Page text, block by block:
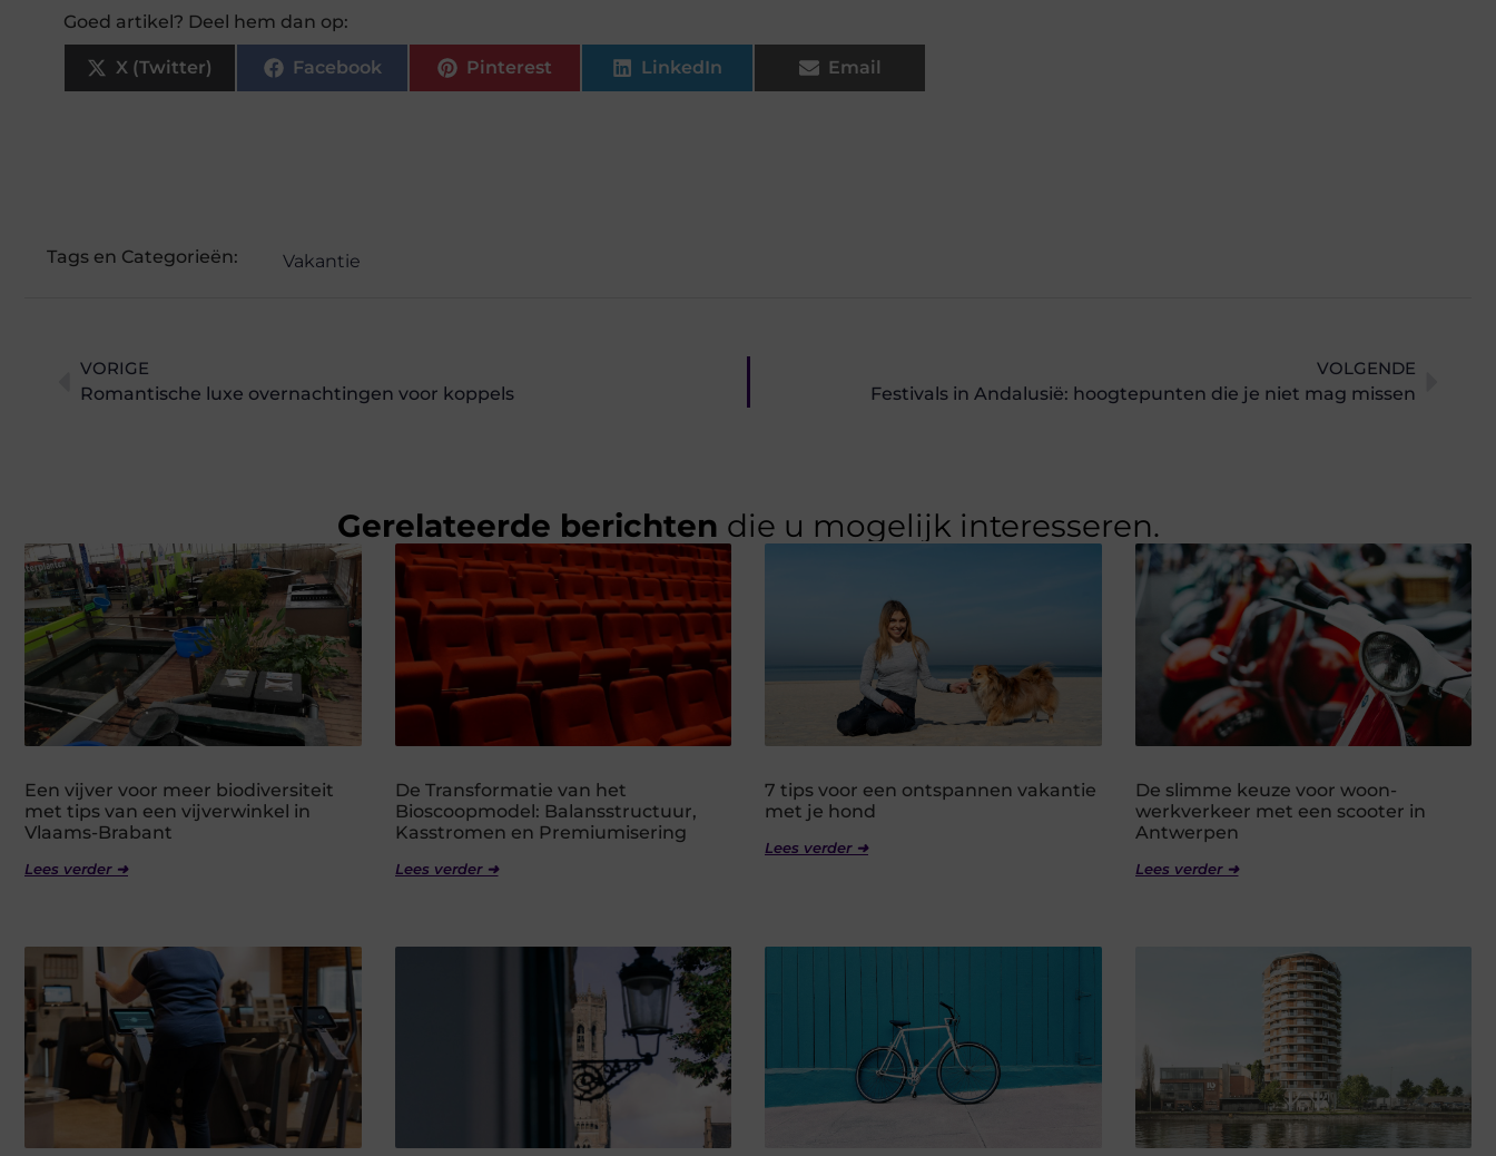
Goed artikel? Deel hem dan op:
X (Twitter) Facebook Pinterest LinkedIn Email
Tags en Categorieën: Vakantie
VORIGE
Romantische luxe overnachtingen voor koppels
VOLGENDE
Festivals in Andalusië: hoogtepunten die je niet mag missen
Gerelateerde berichten die u mogelijk interesseren.
Een vijver voor meer biodiversiteit
met tips van een vijverwinkel in
Vlaams-Brabant
Lees verder ➜
De Transformatie van het
Bioscoopmodel: Balansstructuur,
Kasstromen en Premiumisering
Lees verder ➜
7 tips voor een ontspannen vakantie
met je hond
Lees verder ➜
De slimme keuze voor woon-
werkverkeer met een scooter in
Antwerpen
Lees verder ➜